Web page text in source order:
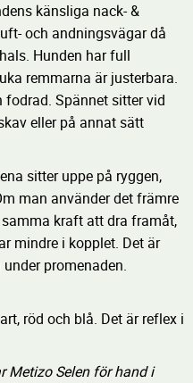
känsliga nack- &
och andningsvägar då
Hunden har full
remmarna är justerbara.
fodrad. Spännet sitter vid
eller på annat sätt
sitter uppe på ryggen,
man använder det främre
kraft att dra framåt,
mindre i kopplet. Det är
promenaden.
röd och blå. Det är reflex i
Metizo Selen för hand i